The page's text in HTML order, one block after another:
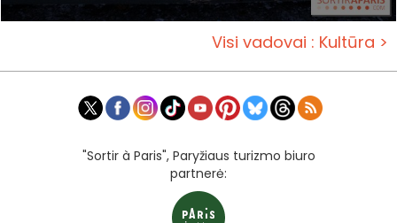
Visi vadovai : Kultūra >
"Sortir à Paris", Paryžiaus turizmo biuro
partnerė: